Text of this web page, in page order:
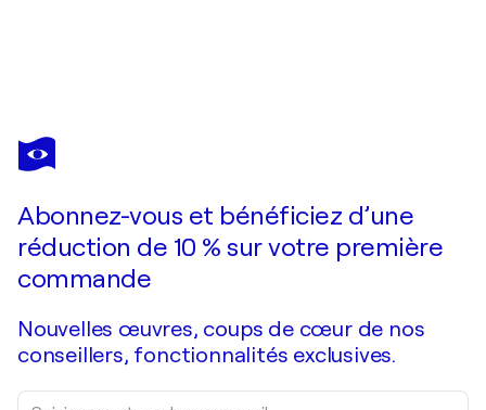
ALEXANDER SHANDOR
Sumy Region. Putyvl
Abonnez-vous et bénéficiez d’une
réduction de 10 % sur votre première
commande
Nouvelles œuvres, coups de cœur de nos
conseillers, fonctionnalités exclusives.